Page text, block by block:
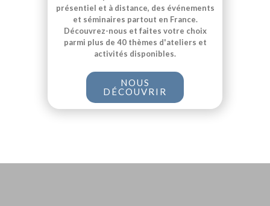
présentiel et à distance, des événements
et séminaires partout en France.
Découvrez-nous et faites votre choix
parmi plus de 40 thèmes d'ateliers et
activités disponibles.
NOUS
DÉCOUVRIR